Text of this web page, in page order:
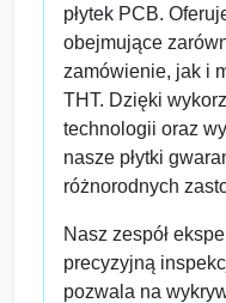
płytek PCB.
obejmujące
zamówienie, jak i
THT. Dzięki
technologii oraz
nasze płytki
różnorodnych
Nasz zespół
precyzyjną
pozwala na